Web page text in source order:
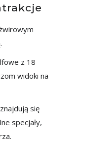
z 18
widoki na
się
specjały,